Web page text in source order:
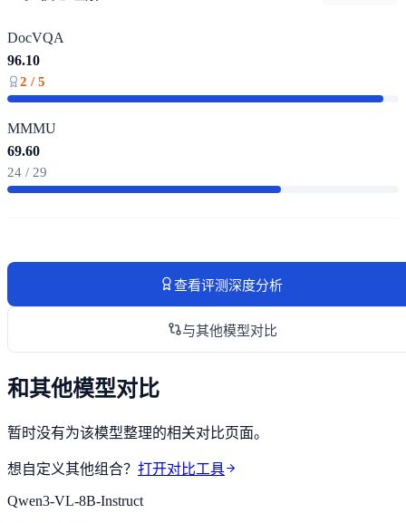
DocVQA
96.10
2 / 5
MMMU
69.60
24 / 29
查看评测深度分析
与其他模型对比
和其他模型对比
暂时没有为该模型整理的相关对比页面。
想自定义其他组合？ 打开对比工具
Qwen3-VL-8B-Instruct